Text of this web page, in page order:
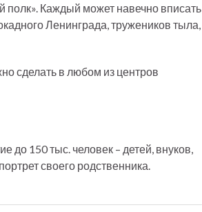
полк». Каждый может навечно вписать
Ленинграда, тружеников тыла,
сделать в любом из центров
до 150 тыс. человек – детей, внуков,
своего родственника.